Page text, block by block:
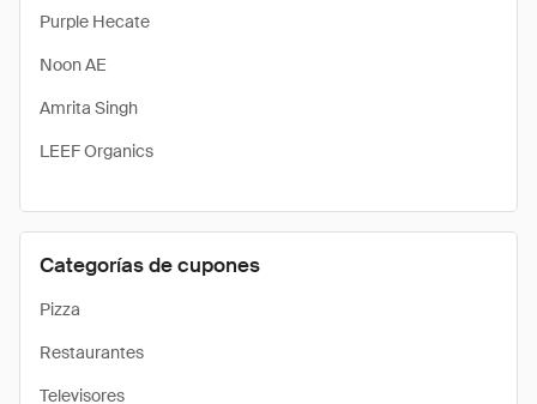
Purple Hecate
Noon AE
Amrita Singh
LEEF Organics
Categorías de cupones
Pizza
Restaurantes
Televisores